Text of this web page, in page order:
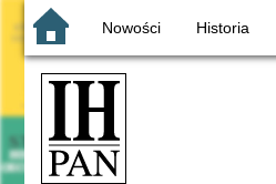
Nowości Historia